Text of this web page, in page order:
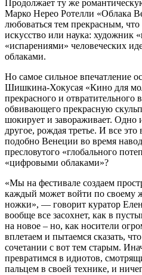
Продолжает ту же
Марко Нерео Ротелли «Облака
любоваться тем прекрасным,
искусство или наука: художник
«испарениями» человеческих
облаками.
Но самое сильное впечатление
Шишкина-Хокусая «Кино для
прекрасного и отвратительного
обвивающего прекрасную
шокирует и завораживает. Одно
другое, рождая третье. И все это
подобно Венеции во время
пресловутого «глобального
«цифровыми облаками»?
«Мы на фестивале создаем
каждый может войти по своему
ножки», — говорит куратор
вообще все засохнет, как в
на новое – но, как носители
вплетаем и пытаемся сказать,
сочетании с вот тем старым.
превратимся в идиотов,
пальцем в своей технике, и